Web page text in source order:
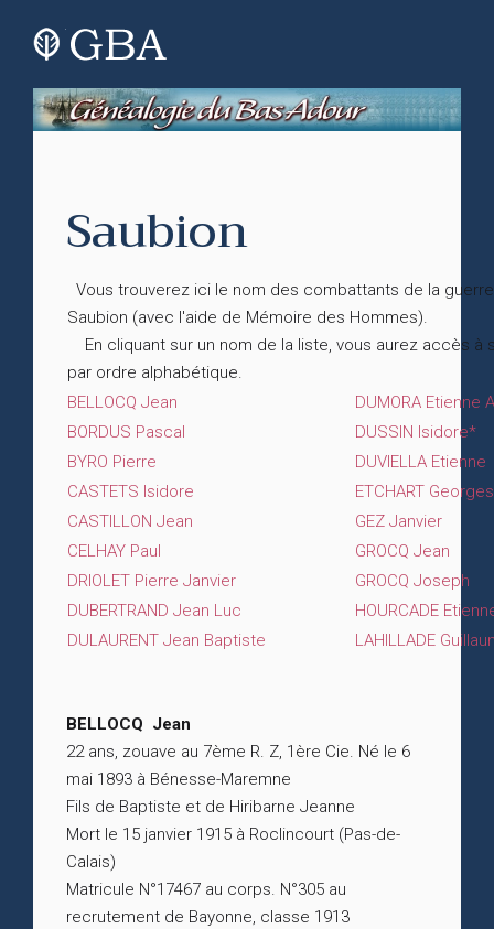
Saubion
Vous trouverez ici le nom des combattants de la
Saubion (avec l'aide de Mémoire des Hommes).
En cliquant sur un nom de la liste, vous aurez accès
par ordre alphabétique.
BELLOCQ Jean
DUMORA Etienne
BORDUS Pascal
DUSSIN Isidore*
BYRO Pierre
DUVIELLA Etienne
CASTETS Isidore
ETCHART Georges
CASTILLON Jean
GEZ Janvier
CELHAY Paul
GROCQ Jean
DRIOLET Pierre Janvier
GROCQ Joseph
DUBERTRAND Jean Luc
HOURCADE
DULAURENT Jean Baptiste
LAHILLADE
BELLOCQ Jean
22 ans, zouave au 7ème R. Z, 1ère Cie. Né le 6
mai 1893 à Bénesse-Maremne
Fils de Baptiste et de Hiribarne Jeanne
Mort le 15 janvier 1915 à Roclincourt (Pas-de-
Calais)
Matricule N°17467 au corps. N°305 au
recrutement de Bayonne, classe 1913